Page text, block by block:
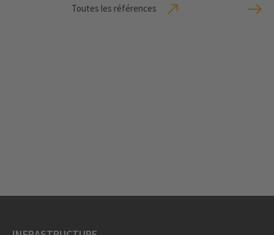
Toutes les références